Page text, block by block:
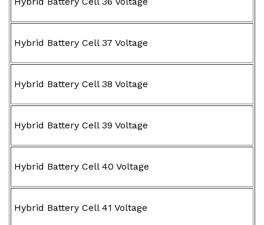
Hybrid Battery Cell 37 Voltage
Hybrid Battery Cell 38 Voltage
Hybrid Battery Cell 39 Voltage
Hybrid Battery Cell 40 Voltage
Hybrid Battery Cell 41 Voltage